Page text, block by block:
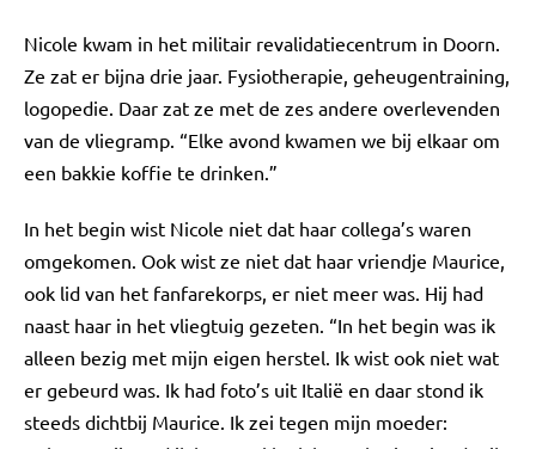
Nicole kwam in het militair revalidatiecentrum in Doorn.
Ze zat er bijna drie jaar. Fysiotherapie, geheugentraining,
logopedie. Daar zat ze met de zes andere overlevenden
van de vliegramp. “Elke avond kwamen we bij elkaar om
een bakkie koffie te drinken.”
In het begin wist Nicole niet dat haar collega’s waren
omgekomen. Ook wist ze niet dat haar vriendje Maurice,
ook lid van het fanfarekorps, er niet meer was. Hij had
naast haar in het vliegtuig gezeten. “In het begin was ik
alleen bezig met mijn eigen herstel. Ik wist ook niet wat
er gebeurd was. Ik had foto’s uit Italië en daar stond ik
steeds dichtbij Maurice. Ik zei tegen mijn moeder: